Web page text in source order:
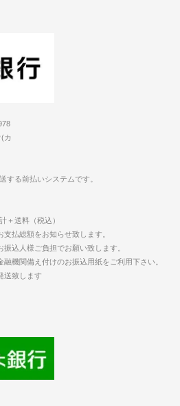
カ
する前払いシステムです。
＋送料（税込）
払総額をお知らせ致します。
込人様ご負担でお願い致します。
機関備え付けのお振込用紙をご利用下さい。
送致します